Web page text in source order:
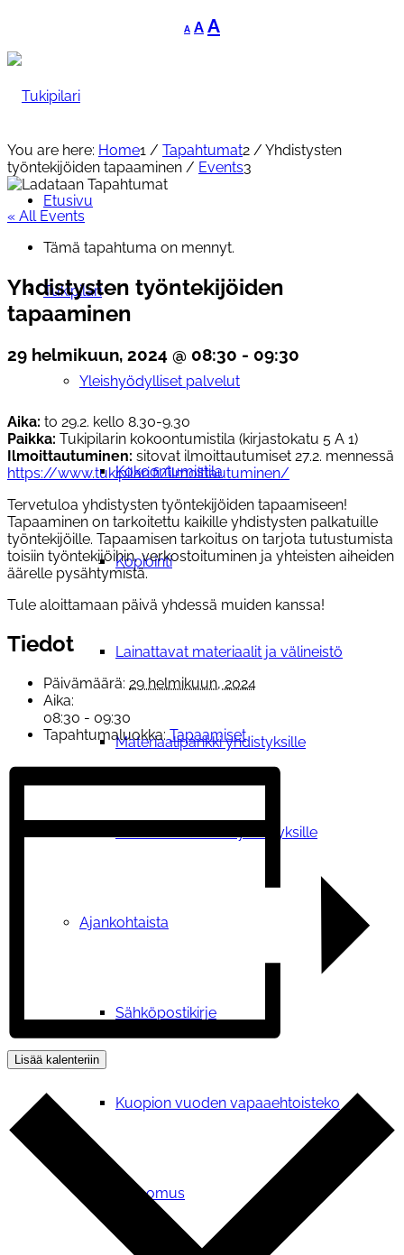
A
Decrease
font
A Reset
font
AIncrease
Etusivu
Tukipilari
Yleishyödylliset palvelut
Kokoontumistila
Kopiointi
Lainattavat materiaalit ja välineistö
Materiaalipankki yhdistyksille
Tilauskoulutukset yhdistyksille
Ajankohtaista
Sähköpostikirje
Kuopion vuoden vapaaehtoisteko
Vetoomus
You are here: Home1 / Tapahtumat2 / Yhdistysten
työntekijöiden tapaaminen / Events3
« All Events
Tämä tapahtuma on mennyt.
Yhdistysten työntekijöiden
tapaaminen
29 helmikuun, 2024 @ 08:30 - 09:30
Aika: to 29.2. kello 8.30-9.30
Paikka: Tukipilarin kokoontumistila (kirjastokatu 5 A 1)
Ilmoittautuminen: sitovat ilmoittautumiset 27.2. mennessä
https://www.tukipilari.fi/ilmoittautuminen/
Tervetuloa yhdistysten työntekijöiden tapaamiseen!
Tapaaminen on tarkoitettu kaikille yhdistysten palkatuille
työntekijöille. Tapaamisen tarkoitus on tarjota tutustumista
toisiin työntekijöihin, verkostoituminen ja yhteisten aiheiden
äärelle pysähtymistä.
Tule aloittamaan päivä yhdessä muiden kanssa!
Tiedot
Päivämäärä: 29 helmikuun, 2024
Aika:
08:30 - 09:30
Tapahtumaluokka: Tapaamiset
Lisää kalenteriin